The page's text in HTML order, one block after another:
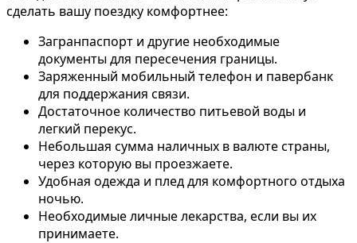
сделать вашу поездку комфортнее:
Загранпаспорт и другие необходимые
документы для пересечения границы.
Заряженный мобильный телефон и павербанк
для поддержания связи.
Достаточное количество питьевой воды и
легкий перекус.
Небольшая сумма наличных в валюте страны,
через которую вы проезжаете.
Удобная одежда и плед для комфортного отдыха
ночью.
Необходимые личные лекарства, если вы их
принимаете.